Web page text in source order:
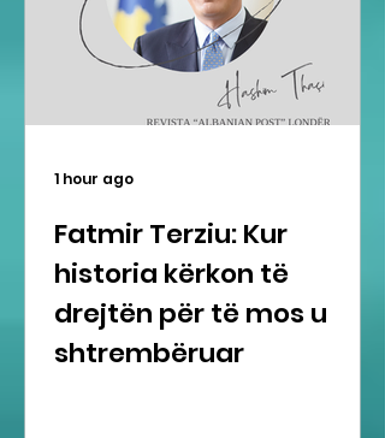
Fatmir Terziu: Kur
historia kërkon të
drejtën për të mos u
shtrembëruar
1 hour ago